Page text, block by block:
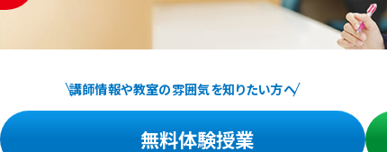
講師情報や教室の雰囲気を知りたい方へ
無料体験授業